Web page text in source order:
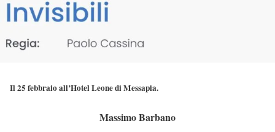
Il 25 febbraio all’Hotel Leone di Messapia.
Massimo Barbano